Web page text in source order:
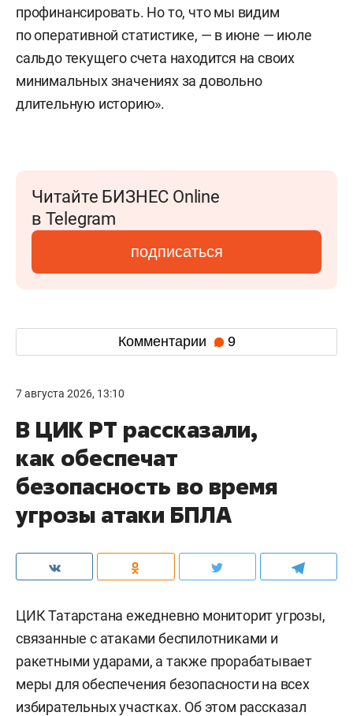
профинансировать. Но то, что мы видим
по оперативной статистике, — в июне — июле
сальдо текущего счета находится на своих
минимальных значениях за довольно
длительную историю».
Читайте БИЗНЕС Online
в Telegram
подписаться
Комментарии 9
7 августа 2026, 13:10
В ЦИК РТ рассказали,
как обеспечат
безопасность во время
угрозы атаки БПЛА
ЦИК Татарстана ежедневно мониторит угрозы,
связанные с атаками беспилотниками и
ракетными ударами, а также прорабатывает
меры для обеспечения безопасности на всех
избирательных участках. Об этом рассказал